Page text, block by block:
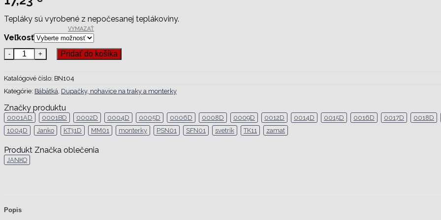
Tepláky sú vyrobené z nepočesanej teplákoviny.
Veľkosť
VYMAZAŤ
množstvo Tepláky na traky BN104
Pridať do košíka
Katalógové číslo: BN104
Kategórie: Bábätká Dupačky, nohavice na traky a monterky
Značky produktu
0001AD 0001BD 0002D 0004D 0005D 0006D 0008D 0009D 0012D 0014D 0015D 0016D 0017D 0018D
1004D
Janko KT31D MM01 monterky PSN01 SFN01 svetrík TK11 zamat
Produkt Značka oblečenia
JANKO
Popis